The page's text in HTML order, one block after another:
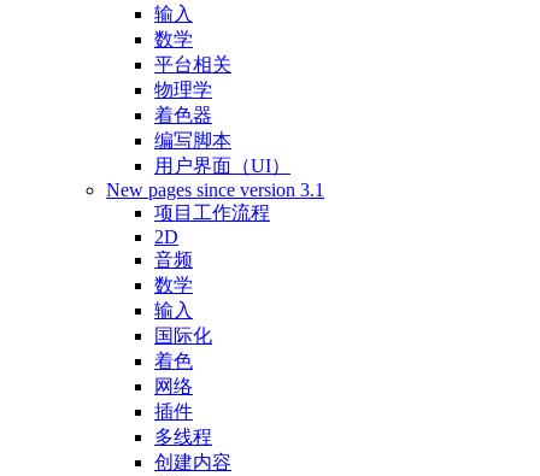
输入
数学
平台相关
物理学
着色器
编写脚本
用户界面（UI）
New pages since version 3.1
项目工作流程
2D
音频
数学
输入
国际化
着色
网络
插件
多线程
创建内容